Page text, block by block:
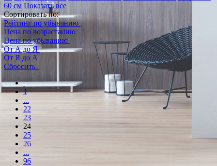
60 см Показать все
Сортировать по:
Рейтинг по убыванию
Цена по возрастанию
Цена по убыванию
От А до Я
От Я до А
Сбросить
1
...
22
23
24
25
26
...
96